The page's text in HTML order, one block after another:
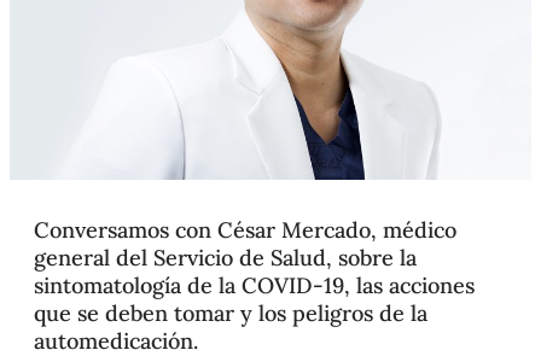
Conversamos con César Mercado, médico
general del Servicio de Salud, sobre la
sintomatología de la COVID-19, las acciones
que se deben tomar y los peligros de la
automedicación.